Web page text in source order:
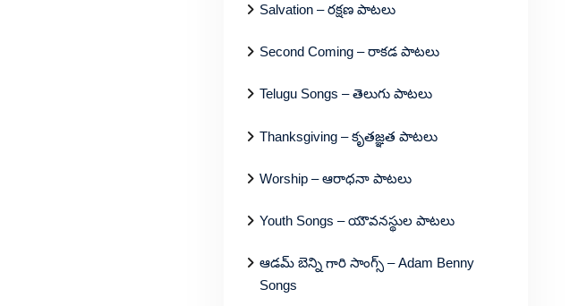
Salvation – రక్షణ పాటలు
Second Coming – రాకడ పాటలు
Telugu Songs – తెలుగు పాటలు
Thanksgiving – కృతజ్ఞత పాటలు
Worship – ఆరాధనా పాటలు
Youth Songs – యౌవనస్థుల పాటలు
ఆడమ్ బెన్ని గారి సాంగ్స్ – Adam Benny
Songs